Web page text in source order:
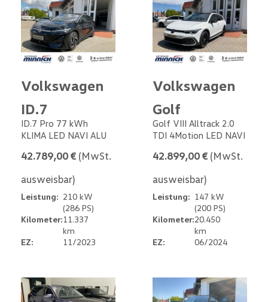
Volkswagen
ID.7
ID.7 Pro 77 kWh
KLIMA LED NAVI ALU
42.789,00 € (MwSt.
ausweisbar)
Leistung: 210 kW
(286 PS)
Kilometer:11.337
km
EZ:
11/2023
Volkswagen
Golf
Golf VIII Alltrack 2.0
TDI 4Motion LED NAVI
42.899,00 € (MwSt.
ausweisbar)
Leistung: 147 kW
(200 PS)
Kilometer:20.450
km
EZ:
06/2024